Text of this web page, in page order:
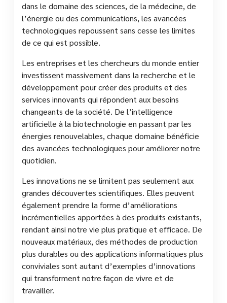
dans le domaine des sciences, de la médecine, de
l’énergie ou des communications, les avancées
technologiques repoussent sans cesse les limites
de ce qui est possible.
Les entreprises et les chercheurs du monde entier
investissent massivement dans la recherche et le
développement pour créer des produits et des
services innovants qui répondent aux besoins
changeants de la société. De l’intelligence
artificielle à la biotechnologie en passant par les
énergies renouvelables, chaque domaine bénéficie
des avancées technologiques pour améliorer notre
quotidien.
Les innovations ne se limitent pas seulement aux
grandes découvertes scientifiques. Elles peuvent
également prendre la forme d’améliorations
incrémentielles apportées à des produits existants,
rendant ainsi notre vie plus pratique et efficace. De
nouveaux matériaux, des méthodes de production
plus durables ou des applications informatiques plus
conviviales sont autant d’exemples d’innovations
qui transforment notre façon de vivre et de
travailler.